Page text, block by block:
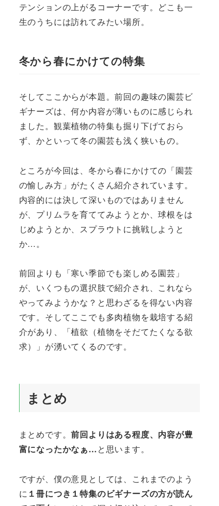
テンションの上がるコーナーです。どこも一
生のうちには訪れてみたい場所。
冬から春にかけての特集
そしてここからが本題。前回の趣味の園芸ビ
ギナーズは、何か内容が薄いものに感じられ
ました。観葉植物の特集も掘り下げておら
ず、かといって冬の園芸も浅く狭いもの。
ところが今回は、冬から春にかけての「園芸
の愉しみ方」がたくさん紹介されています。
内容的には決して深いものではありません
が、プリムラを育ててみようとか、球根をは
じめようとか、スプラウトに挑戦しようと
か…。
前回よりも「寒い季節でも楽しめる園芸」
が、いくつもの選択肢で紹介され、これなら
やってみようかな？と思わざるを得ない内容
です。そしてここでも多肉植物を栽培する紹
介があり、「植欲（植物をそだてたくなる欲
求）」が湧いてくるのです。
まとめ
まとめです。前回よりはある程度、内容が豊
富になったかなぁ… と思います。
ですが、僕の意見としては、これまでのよう
に １冊につき１特集のビギナーズの方が読ん